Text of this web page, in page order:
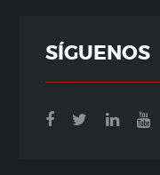
SÍGUENOS